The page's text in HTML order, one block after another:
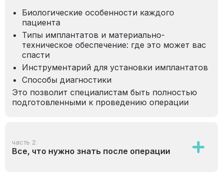
Биологические особенности каждого
пациента
Типы имплантатов и материально-
техническое обеспечение: где это может вас
спасти
Инструментарий для установки имплантатов
Способы диагностики
Это позволит специалистам быть полностью
подготовленными к проведению операции
часть 2
Все, что нужно знать после операции